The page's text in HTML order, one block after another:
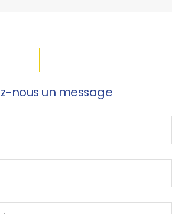
nous un message